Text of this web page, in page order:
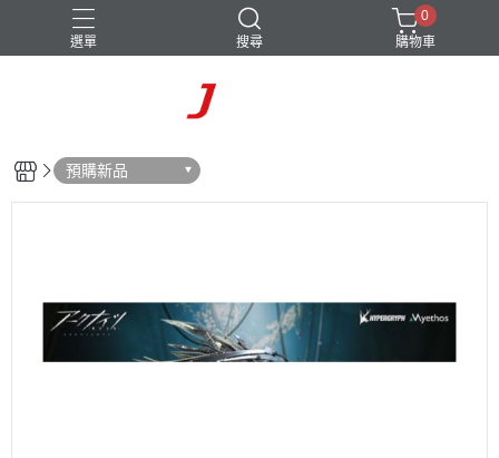
選單 搜尋
0
購物車
預購新品